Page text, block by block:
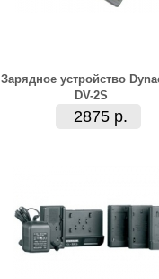
Зарядное устройство
DV-2S
2875 р.